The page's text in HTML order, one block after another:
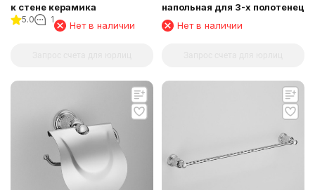
к стене керамика
5.0 1
Нет в наличии
напольная для 3-х полотенец
Нет в наличии